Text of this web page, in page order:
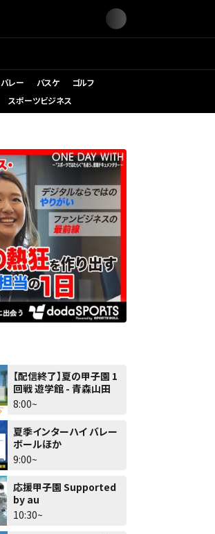
バレー バスケ
ゴルフ
スポーツビジネス
【配信終了】夏の甲子園 1
回戦 遊学館 - 青森山田
8:00~
夏季インターハイ バレー
ボールほか
9:00~
応援甲子園 Supported
by au
10:30~